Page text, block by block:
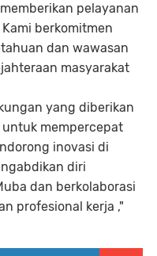
pelayanan
berkomitmen
dan wawasan
masyarakat
yang diberikan
untuk mempercepat
inovasi di
diri
dan berkolaborasi
profesional kerja ,"